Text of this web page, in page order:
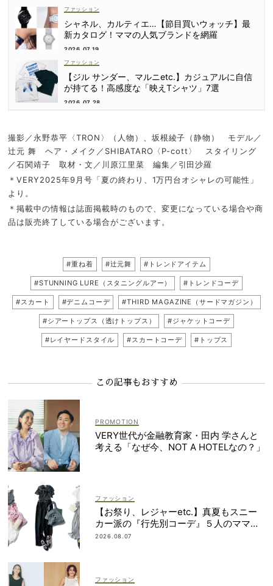
ファッション
シャネル、カルティエ…【節目買いウォッチ】最
新カタログ！ママの人気ブランドを網羅
2026.07.19
ファッション
【ジル サンダー、マルニetc.】カジュアルに自信
が持てる！高感度な「映えTシャツ」7選
2026.07.28
撮影／永野恭平〈TRON〉（人物）、坂根綾子（静物） モデル／
辻元 舞 ヘア・メイク／SHIBATARO〈P-cott〉 スタイリング
／石関靖子 取材・文／川原江里菜 編集／引田沙羅
＊VERY2025年9月号「夏の終わり、1万円台オシャレの可能性」
より。
＊掲載中の情報は誌面掲載時のもので、変更になっている場合や商
品は販売終了している場合がございます。
#重ね着 #辻元舞 #トレンドアイテム
#STUNNING LURE（スタニングルアー） #トレンドコーデ
#スカート #デニムコーデ #THIRD MAGAZINE（サードマガジン）
#シアートップス（透けトップス） #ジャケットコーデ
#レイヤードスタイル #スカートコーデ #トップス
この記事もおすすめ
VERY世代が金融教育家・田内 学さんと
考える「なぜ今、NOT A HOTELなの？」
ファッション
【お祭り、レジャーetc.】真夏もスニー
カー派の『行先別コーデ』５人のママス
タイリストが直伝！
2026.08.07
ファッション